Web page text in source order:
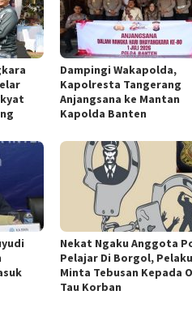
Dampingi Wakapolda,
Kapolresta Tangerang
Anjangsana ke Mantan
Kapolda Banten
Nekat Ngaku Anggota
Pelajar Di Borgol, Pelaku
Minta Tebusan Kepada
Tau Korban